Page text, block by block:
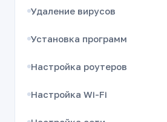
Удаление вирусов
Установка программ
Настройка роутеров
Настройка Wi-Fi